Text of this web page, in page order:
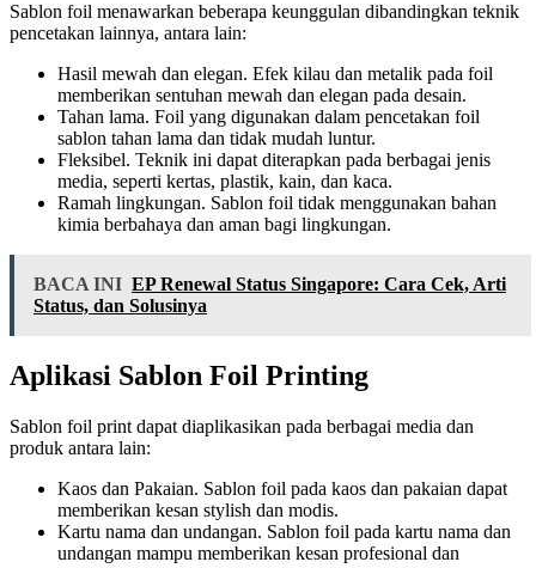
Sablon foil menawarkan beberapa keunggulan dibandingkan teknik
pencetakan lainnya, antara lain:
Hasil mewah dan elegan. Efek kilau dan metalik pada foil
memberikan sentuhan mewah dan elegan pada desain.
Tahan lama. Foil yang digunakan dalam pencetakan foil
sablon tahan lama dan tidak mudah luntur.
Fleksibel. Teknik ini dapat diterapkan pada berbagai jenis
media, seperti kertas, plastik, kain, dan kaca.
Ramah lingkungan. Sablon foil tidak menggunakan bahan
kimia berbahaya dan aman bagi lingkungan.
BACA INI EP Renewal Status Singapore: Cara Cek, Arti
Status, dan Solusinya
Aplikasi Sablon Foil Printing
Sablon foil print dapat diaplikasikan pada berbagai media dan
produk antara lain:
Kaos dan Pakaian. Sablon foil pada kaos dan pakaian dapat
memberikan kesan stylish dan modis.
Kartu nama dan undangan. Sablon foil pada kartu nama dan
undangan mampu memberikan kesan profesional dan